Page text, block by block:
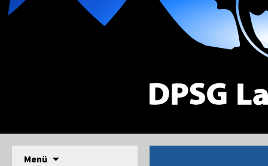
DPSG Stamm Langerwehe, Deutsche
Menü